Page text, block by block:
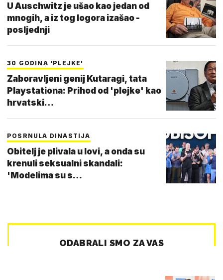
U Auschwitz je ušao kao jedan od
mnogih, a iz tog logora izašao -
posljednji
30 GODINA 'PLEJKE'
Zaboravljeni genij Kutaragi, tata
Playstationa: Prihod od 'plejke' kao
hrvatski…
POSRNULA DINASTIJA
Obitelj je plivala u lovi, a onda su
krenuli seksualni skandali:
'Modelima su s…